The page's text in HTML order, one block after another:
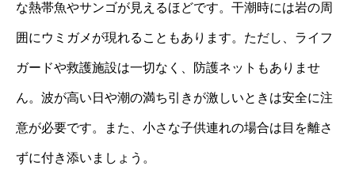
な熱帯魚やサンゴが見えるほどです。干潮時には岩の周
囲にウミガメが現れることもあります。ただし、ライフ
ガードや救護施設は一切なく、防護ネットもありませ
ん。波が高い日や潮の満ち引きが激しいときは安全に注
意が必要です。また、小さな子供連れの場合は目を離さ
ずに付き添いましょう。